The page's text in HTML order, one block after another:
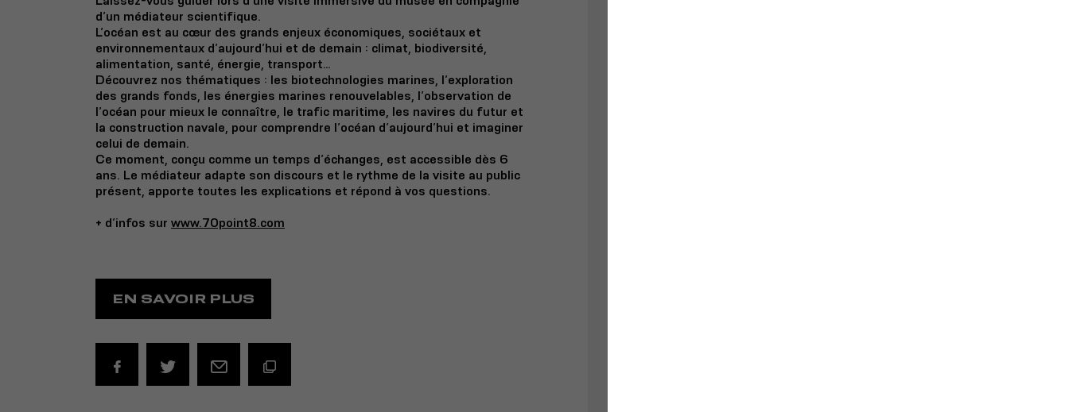
d’un médiateur scientifique.
L’océan est au cœur des grands enjeux économiques, sociétaux et
environnementaux d’aujourd’hui et de demain : climat, biodiversité,
alimentation, santé, énergie, transport…
Découvrez nos thématiques : les biotechnologies marines, l’exploration
des grands fonds, les énergies marines renouvelables, l’observation de
l’océan pour mieux le connaître, le trafic maritime, les navires du futur et
la construction navale, pour comprendre l’océan d’aujourd’hui et imaginer
celui de demain.
Ce moment, conçu comme un temps d’échanges, est accessible dès 6
ans. Le médiateur adapte son discours et le rythme de la visite au public
présent, apporte toutes les explications et répond à vos questions.
+ d’infos sur www.70point8.com
EN SAVOIR PLUS